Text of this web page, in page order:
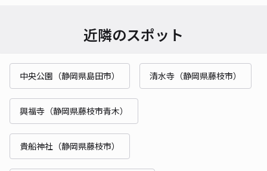
近隣のスポット
中央公園（静岡県島田市） 清水寺（静岡県藤枝市）
興福寺（静岡県藤枝市青木）
貴船神社（静岡県藤枝市）